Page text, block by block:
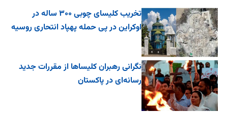
تخریب کلیسای چوبی ۳۰۰ ساله در
اوکراین در پی حمله پهپاد انتحاری روسیه
نگرانی رهبران کلیساها از مقررات جدید
رسانه‌ای در پاکستان